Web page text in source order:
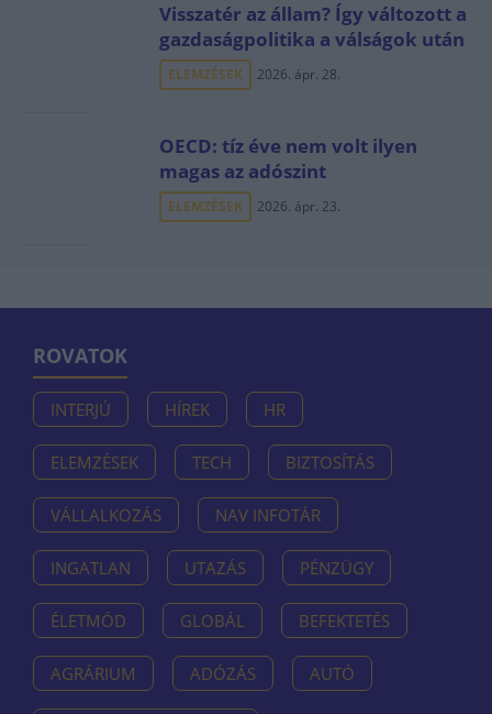
Visszatér az állam? Így változott a
gazdaságpolitika a válságok után
ELEMZÉSEK 2026. ápr. 28.
OECD: tíz éve nem volt ilyen
magas az adószint
ELEMZÉSEK 2026. ápr. 23.
ROVATOK
INTERJÚ HÍREK HR
ELEMZÉSEK TECH BIZTOSÍTÁS
VÁLLALKOZÁS NAV INFOTÁR
INGATLAN UTAZÁS PÉNZÜGY
ÉLETMÓD GLOBÁL BEFEKTETÉS
AGRÁRIUM ADÓZÁS AUTÓ